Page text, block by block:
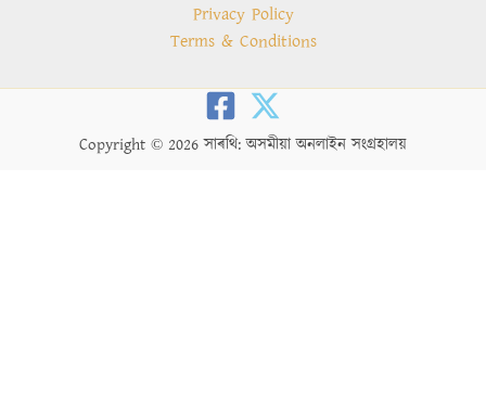
Privacy Policy
Terms & Conditions
Copyright © 2026 সাৰথি: অসমীয়া অনলাইন সংগ্ৰহালয়